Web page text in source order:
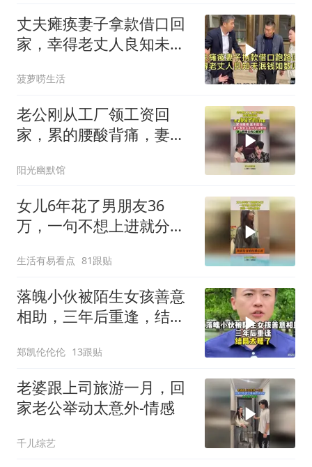
丈夫瘫痪妻子拿款借口回
家，幸得老丈人良知未泯
菠萝唠生活
老公刚从工厂领工资回
家，累的腰酸背痛，妻子
阳光幽默馆
女儿6年花了男朋友36
万，一句不想上进就分
生活有易看点 81跟贴
落魄小伙被陌生女孩善意
相助，三年后重逢，结局
郑凯伦伦伦 13跟贴
老婆跟上司旅游一月，回
家老公举动太意外-情感
千儿综艺